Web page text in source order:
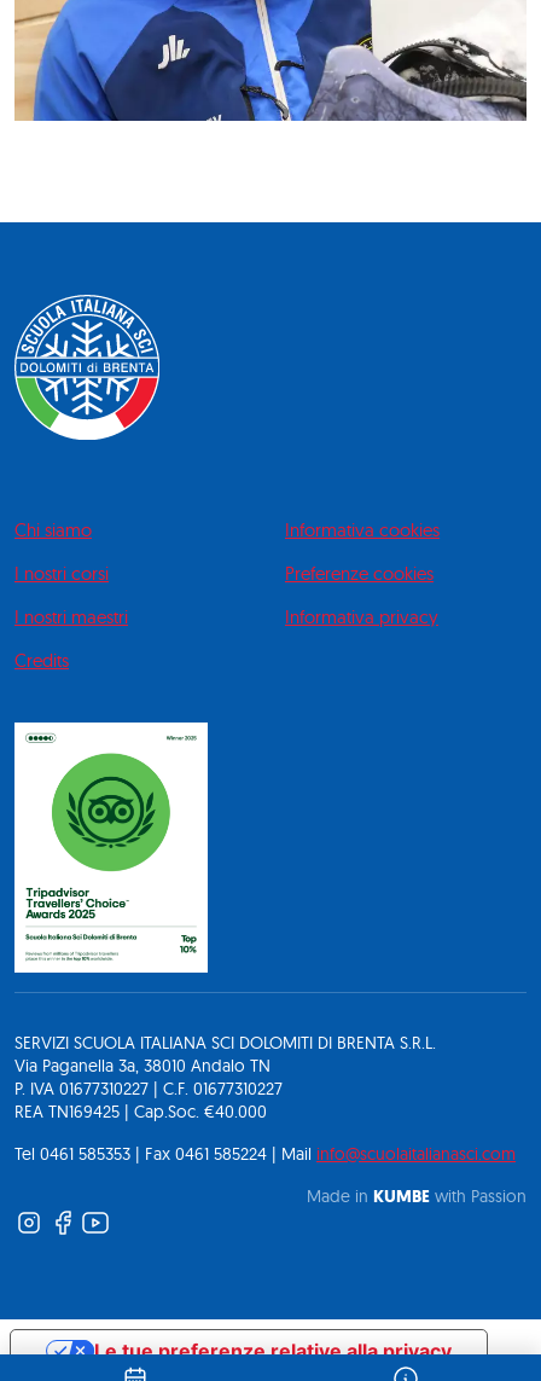
Chi siamo
I nostri corsi
I nostri maestri
Credits
Informativa cookies
Preferenze cookies
Informativa privacy
SERVIZI SCUOLA ITALIANA SCI DOLOMITI DI BRENTA S.R.L.
Via Paganella 3a, 38010 Andalo TN
P. IVA 01677310227 | C.F. 01677310227
REA TN169425 | Cap.Soc. €40.000
Tel 0461 585353 | Fax 0461 585224 | Mail info@scuolaitalianasci.com
Made in KUMBE with Passion
Le tue preferenze relative alla privacy